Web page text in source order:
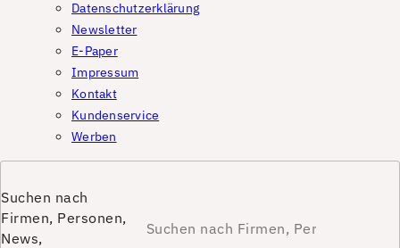
Datenschutzerklärung
Newsletter
E-Paper
Impressum
Kontakt
Kundenservice
Werben
Suchen nach
Firmen, Personen,
News,